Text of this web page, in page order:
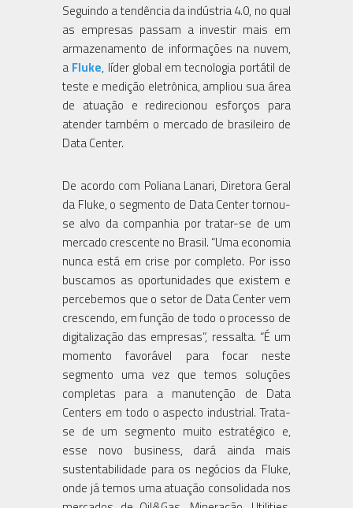
Seguindo a tendência da indústria 4.0, no qual
as empresas passam a investir mais em
armazenamento de informações na nuvem,
a Fluke, líder global em tecnologia portátil de
teste e medição eletrônica, ampliou sua área
de atuação e redirecionou esforços para
atender também o mercado de brasileiro de
Data Center.
De acordo com Poliana Lanari, Diretora Geral
da Fluke, o segmento de Data Center tornou-
se alvo da companhia por tratar-se de um
mercado crescente no Brasil. “Uma economia
nunca está em crise por completo. Por isso
buscamos as oportunidades que existem e
percebemos que o setor de Data Center vem
crescendo, em função de todo o processo de
digitalização das empresas”, ressalta. “É um
momento favorável para focar neste
segmento uma vez que temos soluções
completas para a manutenção de Data
Centers em todo o aspecto industrial. Trata-
se de um segmento muito estratégico e,
esse novo business, dará ainda mais
sustentabilidade para os negócios da Fluke,
onde já temos uma atuação consolidada nos